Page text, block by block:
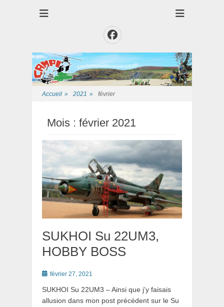
Club CAMPI
Facebook
Accueil » 2021 » février
Mois : février 2021
SUKHOI Su 22UM3,
HOBBY BOSS
Postéfévrier 27, 2021
SUKHOI Su 22UM3 – Ainsi que j’y faisais
allusion dans mon post précédent sur le Su